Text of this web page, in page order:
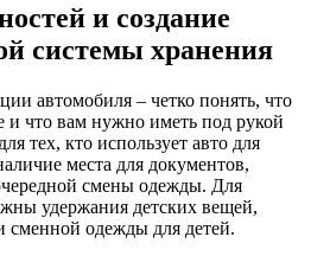
и создание
системы хранения
автомобиля – четко понять, что
и что вам нужно иметь под рукой
тех, кто использует авто для
места для документов,
смены одежды. Для
удержания детских вещей,
сменной одежды для детей.